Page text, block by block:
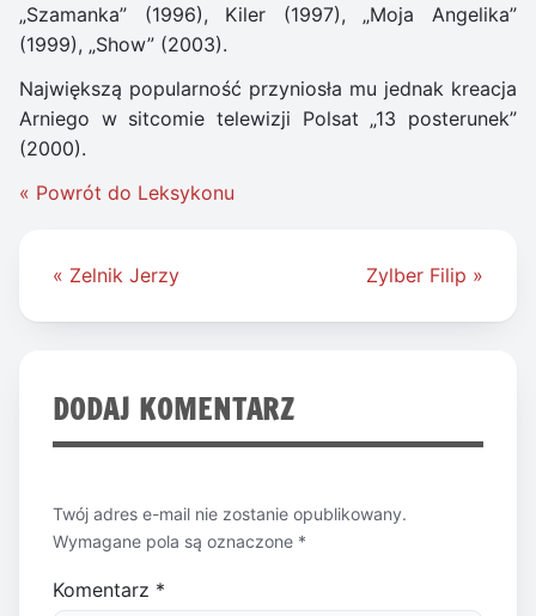
„Szamanka” (1996), Kiler (1997), „Moja Angelika”
(1999), „Show” (2003).
Największą popularność przyniosła mu jednak kreacja
Arniego w sitcomie telewizji Polsat „13 posterunek”
(2000).
« Powrót do Leksykonu
Nawigacja
« Zelnik Jerzy Zylber Filip »
DODAJ KOMENTARZ
Twój adres e-mail nie zostanie opublikowany.
Wymagane pola są oznaczone *
Komentarz *